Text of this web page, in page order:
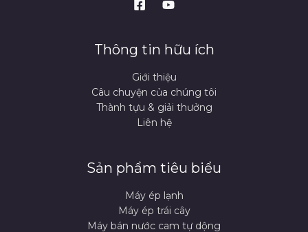
Thông tin hữu ích
Giới thiệu
Câu chuyện của chúng tôi
Thành tựu & giải thưởng
Liên hệ
Sản phẩm tiêu biểu
Máy ép lạnh
Máy ép trái cây
Máy bán nước cam tự dộng